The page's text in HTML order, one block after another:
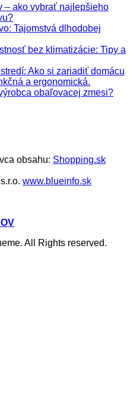
– ako vybrať najlepšieho
Tajomstvá dlhodobej
bez klimatizácie: Tipy a
Ako si zariadiť domácu
a ergonomická.
obaľovacej zmesi?
obsahu: Shopping.sk
www.blueinfo.sk
All Rights reserved.